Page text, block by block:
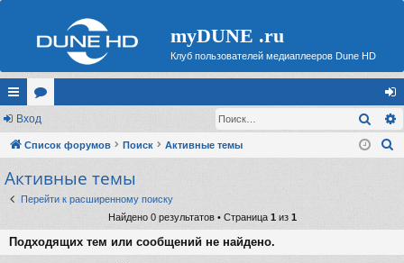
myDUNE .ru
Клуб пользователей медиаплееров Dune HD
с
ы
лк
и
ор
ум
хо
д
Вход
Список форумов Поиск Активные темы
Активные темы
Перейти к расширенному поиску
Найдено 0 результатов • Страница 1 из 1
Подходящих тем или сообщений не найдено.